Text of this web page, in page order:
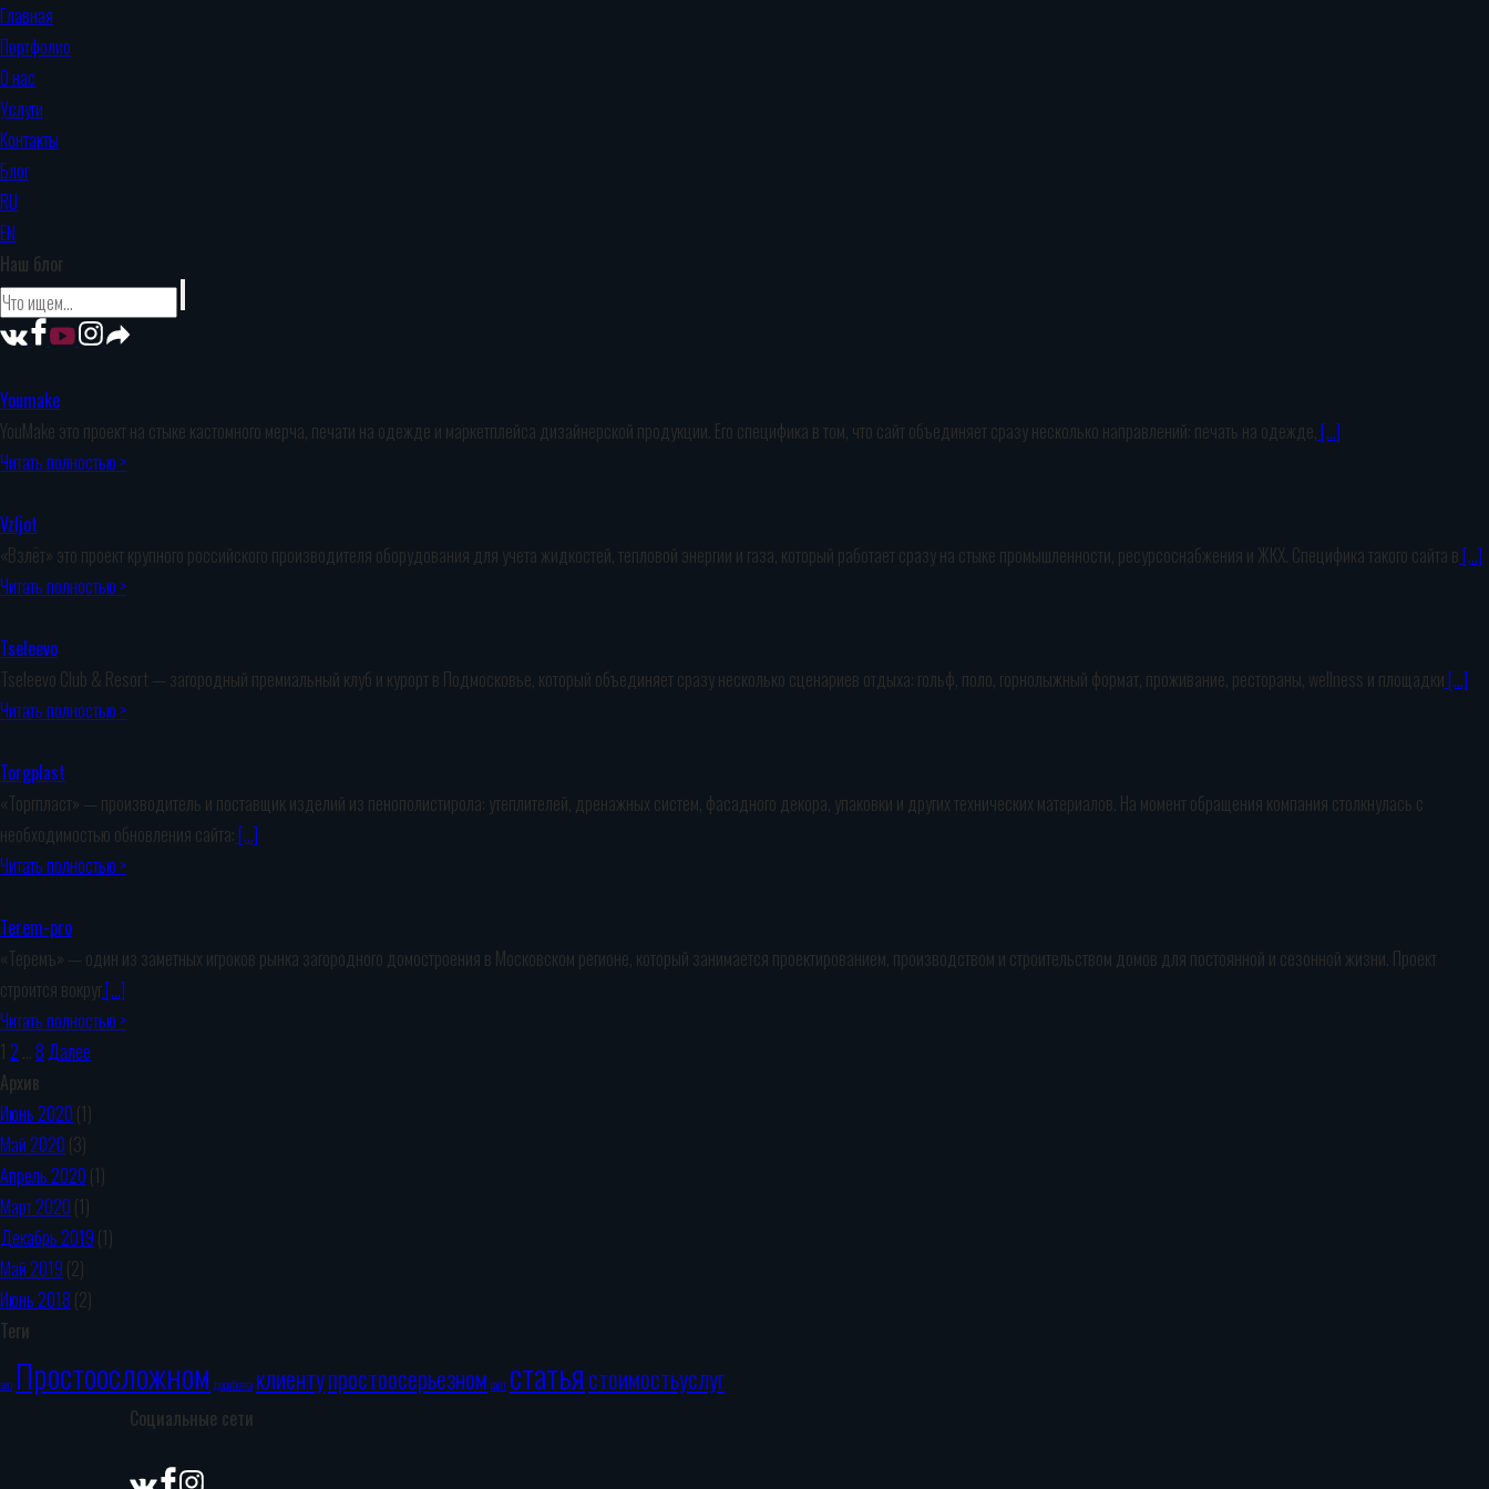
Главная
Портфолио
О нас
Услуги
Контакты
Блог
RU
EN
Наш блог
Youmake
YouMake это проект на стыке кастомного мерча, печати на одежде и маркетплейса дизайнерской продукции. Его специфика в том, что сайт объединяет сразу несколько направлений: печать на одежде,[…]
Читать полностью >
Vzljot
«Взлёт» это проект крупного российского производителя оборудования для учета жидкостей, тепловой энергии и газа, который работает сразу на стыке промышленности, ресурсоснабжения и ЖКХ. Специфика такого сайта в[…]
Читать полностью >
Tseleevo
Tseleevo Club & Resort — загородный премиальный клуб и курорт в Подмосковье, который объединяет сразу несколько сценариев отдыха: гольф, поло, горнолыжный формат, проживание, рестораны, wellness и площадки[…]
Читать полностью >
Torgplast
«Торгпласт» — производитель и поставщик изделий из пенополистирола: утеплителей, дренажных систем, фасадного декора, упаковки и других технических материалов. На момент обращения компания столкнулась с
необходимостью обновления сайта:[…]
Читать полностью >
Terem-pro
«Теремъ» — один из заметных игроков рынка загородного домостроения в Московском регионе, который занимается проектированием, производством и строительством домов для постоянной и сезонной жизни. Проект
строится вокруг[…]
Читать полностью >
1 2 …8Далее
Архив
Июнь 2020 (1)
Май 2020 (3)
Апрель 2020 (1)
Март 2020 (1)
Декабрь 2019 (1)
Май 2019 (2)
Июнь 2018 (2)
Теги
seo Простоосложном доработка клиентупростоосерьезном сайт статьястоимостьуслуг
Социальные сети